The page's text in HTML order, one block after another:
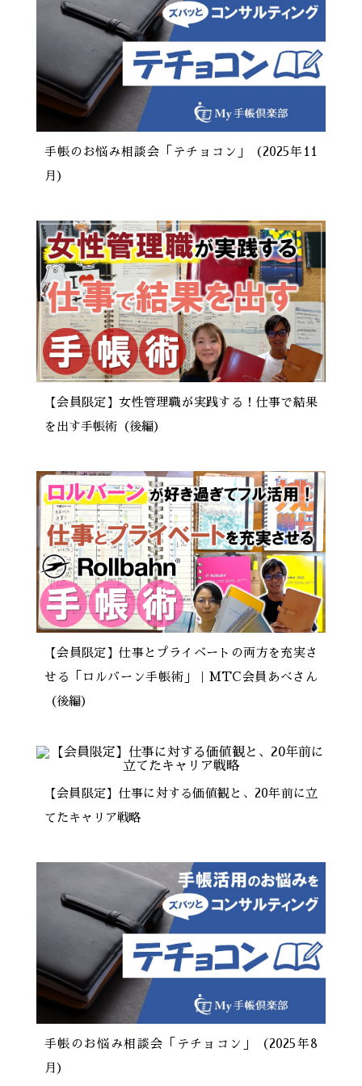
手帳のお悩み相談会「テチョコン」（2025年11
月）
【会員限定】女性管理職が実践する！仕事で結果
を出す手帳術（後編）
【会員限定】仕事とプライベートの両方を充実さ
せる「ロルバーン手帳術」｜MTC会員あべさん
（後編）
【会員限定】仕事に対する価値観と、20年前に立
てたキャリア戦略
手帳のお悩み相談会「テチョコン」（2025年8
月）